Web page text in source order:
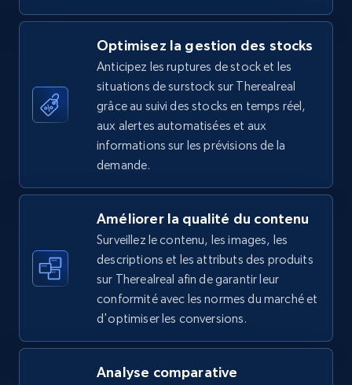
TikTok Shop - discover records by shop url
URL, Title, Available, Description, Currency, Initial
price, Final price, Discount percent, and more.
668+ Commencer
Amazon sellers info
Seller id, URL, Seller name, Description, Detailed
info, Stars, Feedbacks, Return policy, and more.
378+ Commencer
Optimisez la gestion des stocks
Anticipez les ruptures de stock et les
situations de surstock sur Therealreal
grâce au suivi des stocks en temps réel,
aux alertes automatisées et aux
informations sur les prévisions de la
demande.
Améliorer la qualité du contenu
Surveillez le contenu, les images, les
descriptions et les attributs des produits
sur Therealreal afin de garantir leur
conformité avec les normes du marché et
d'optimiser les conversions.
Analyse comparative